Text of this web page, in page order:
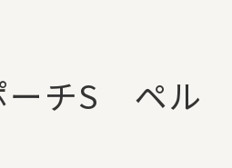
ーチS ペル